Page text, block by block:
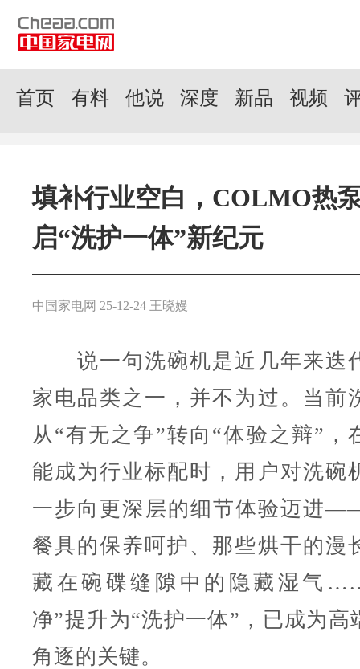
首页 有料 他说 深度 新品 视频
填补行业空白，COLMO热
启“洗护一体”新纪元
中国家电网 25-12-24 王晓嫚
说一句洗碗机是近几年来迭
家电品类之一，并不为过。当前
从“有无之争”转向“体验之辩”，
能成为行业标配时，用户对洗碗
一步向更深层的细节体验迈进
餐具的保养呵护、那些烘干的漫
藏在碗碟缝隙中的隐藏湿气
净”提升为“洗护一体”，已成为高
角逐的关键。